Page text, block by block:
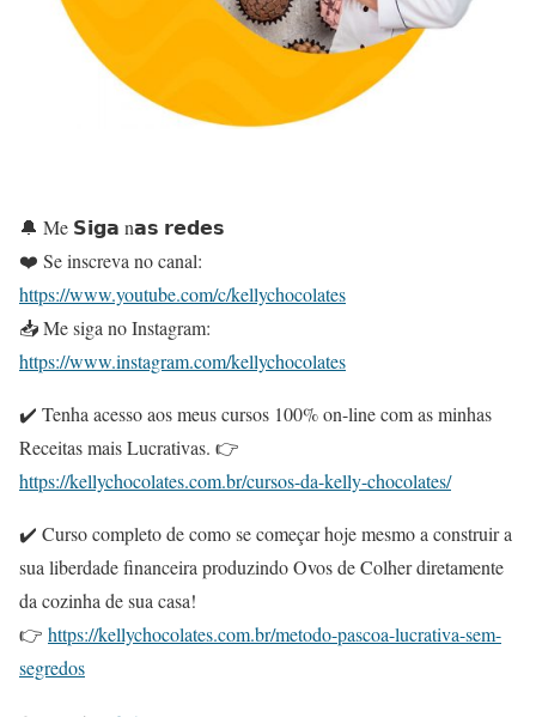
🔔 Me 𝗦𝗶𝗴𝗮 n𝗮𝘀 𝗿𝗲𝗱𝗲𝘀
❤️ Se inscreva no canal:
https://www.youtube.com/c/kellychocolates
📥 Me siga no Instagram:
https://www.instagram.com/kellychocolates
✔️ Tenha acesso aos meus cursos 100% on-line com as minhas
Receitas mais Lucrativas. 👉
https://kellychocolates.com.br/cursos-da-kelly-chocolates/
✔️ Curso completo de como se começar hoje mesmo a construir a
sua liberdade financeira produzindo Ovos de Colher diretamente
da cozinha de sua casa!
👉 https://kellychocolates.com.br/metodo-pascoa-lucrativa-sem-
segredos